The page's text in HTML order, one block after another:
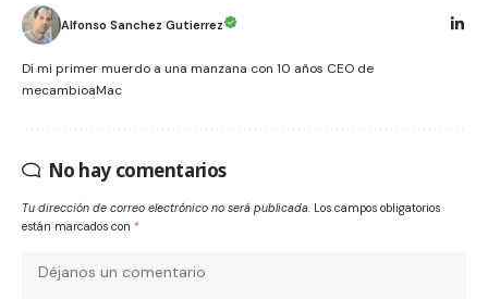
Alfonso Sanchez Gutierrez
Dí mi primer muerdo a una manzana con 10 años CEO de
mecambioaMac
No hay comentarios
Tu dirección de correo electrónico no será publicada. Los campos obligatorios
están marcados con *